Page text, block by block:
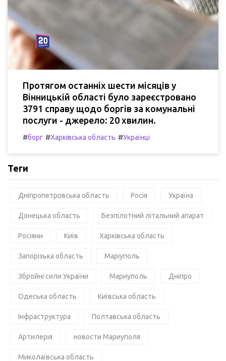
Протягом останніх шести місяців у
Вінницькій області було зареєстровано
3791 справу щодо боргів за комунальні
послуги - джерело: 20 хвилин.
#борг #Харківська область #Українці
Теги
Дніпропетровська область Росія Україна
Донецька область Безпілотний літальний апарат
Росіяни Київ Харківська область
Запорізька область Маріуполь
Збройні сили України Мариуполь Дніпро
Одеська область Київська область
Інфраструктура Полтавська область
Артилерія новости Мариуполя
Миколаївська область